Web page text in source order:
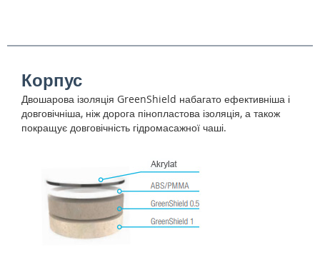
Корпус
Двошарова ізоляція GreenShield набагато ефективніша і
довговічніша, ніж дорога пінопластова ізоляція, а також
покращує довговічність гідромасажної чаші.